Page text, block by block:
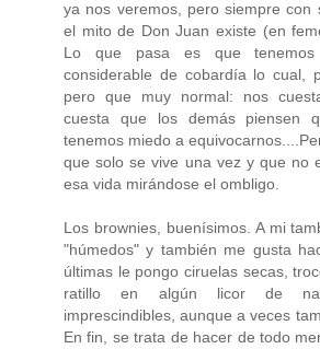
ya nos veremos, pero siempre con
el mito de Don Juan existe (en
Lo que pasa es que tenemos
considerable de cobardía lo cual,
pero que muy normal: nos
cuesta que los demás piensen
tenemos miedo a
que solo se vive una vez y que no
esa vida mirándose el ombligo.
Los brownies, buenísimos. A mi
"húmedos" y también me gusta
últimas le pongo ciruelas secas,
ratillo en algún licor de
imprescindibles, aunque a veces
En fin, se trata de hacer de todo